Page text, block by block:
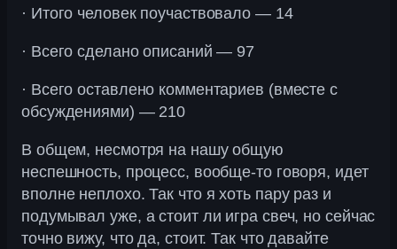
· Итого человек поучаствовало — 14
· Всего сделано описаний — 97
· Всего оставлено комментариев (вместе с
обсуждениями) — 210
В общем, несмотря на нашу общую
неспешность, процесс, вообще-то говоря, идет
вполне неплохо. Так что я хоть пару раз и
подумывал уже, а стоит ли игра свеч, но сейчас
точно вижу, что да, стоит. Так что давайте